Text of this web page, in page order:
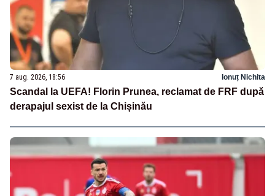
7 aug. 2026, 18:56 Ionuț Nichita
Scandal la UEFA! Florin Prunea, reclamat de FRF după
derapajul sexist de la Chișinău